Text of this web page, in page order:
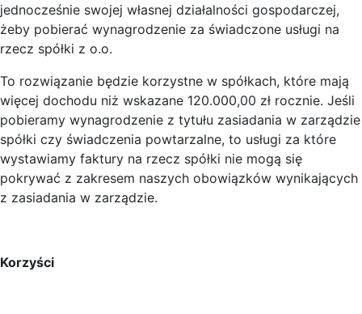
jednocześnie swojej własnej działalności gospodarczej,
żeby pobierać wynagrodzenie za świadczone usługi na
rzecz spółki z o.o.
To rozwiązanie będzie korzystne w spółkach, które mają
więcej dochodu niż wskazane 120.000,00 zł rocznie. Jeśli
pobieramy wynagrodzenie z tytułu zasiadania w zarządzie
spółki czy świadczenia powtarzalne, to usługi za które
wystawiamy faktury na rzecz spółki nie mogą się
pokrywać z zakresem naszych obowiązków wynikających
z zasiadania w zarządzie.
Korzyści